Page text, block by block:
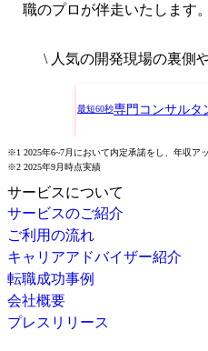
職のプロが伴走いたします。
\ 人気の開発現場の裏側
最短60秒専門コンサルタ
※1 2025年6~7月において内定承諾をし、年収ア
※2 2025年9月時点実績
サービスについて
サービスのご紹介
ご利用の流れ
キャリアアドバイザー紹介
転職成功事例
会社概要
プレスリリース